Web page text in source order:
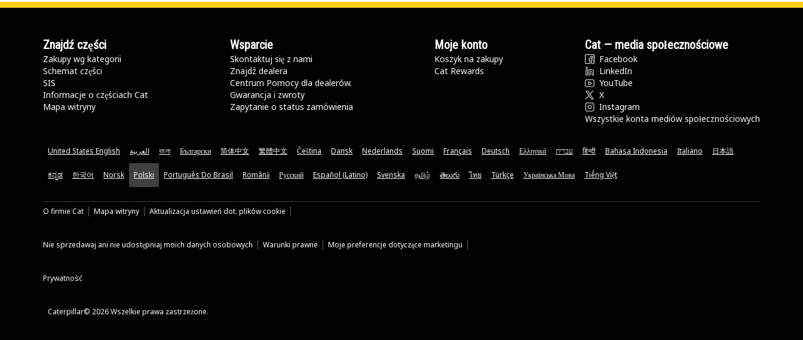
Znajdź części
Zakupy wg kategorii
Schemat części
SIS
Informacje o częściach Cat
Mapa witryny
Wsparcie
Skontaktuj się z nami
Znajdź dealera
Centrum Pomocy dla dealerów.
Gwarancja i zwroty
Zapytanie o status zamówienia
Moje konto
Koszyk na zakupy
Cat Rewards
Cat — media społecznościowe
Facebook
LinkedIn
YouTube
X
Instagram
Wszystkie konta mediów społecznościowych
United States English العربية বাংলা Български 简体中文 繁體中文 Čeština Dansk Nederlands Suomi Français Deutsch Ελληνικά עברית हिन्दी Bahasa Indonesia Italiano 日本語
ಕನ್ನಡ 한국어 Norsk Polski Português Do Brasil Română Русский Español (Latino) Svenska தமிழ் తెలుగు ไทย Türkçe Українська Мова Tiếng Việt
O firmie Cat Mapa witryny Aktualizacja ustawień dot. plików cookie
Nie sprzedawaj ani nie udostępniaj moich danych osobowych Warunki prawne Moje preferencje dotyczące marketingu
Prywatność
Caterpillar© 2026 Wszelkie prawa zastrzeżone.